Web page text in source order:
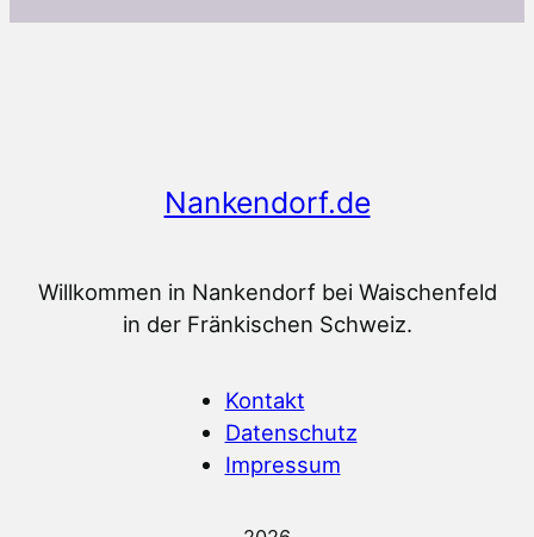
Nankendorf.de
Willkommen in Nankendorf bei Waischenfeld
in der Fränkischen Schweiz.
Kontakt
Datenschutz
Impressum